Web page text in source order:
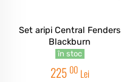
Set aripi Central Fenders
Blackburn
în stoc
225 00 Lei